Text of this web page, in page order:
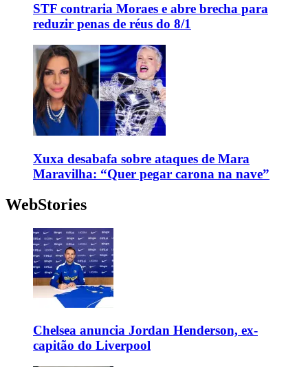
STF contraria Moraes e abre brecha para
reduzir penas de réus do 8/1
Xuxa desabafa sobre ataques de Mara
Maravilha: “Quer pegar carona na nave”
WebStories
Chelsea anuncia Jordan Henderson, ex-
capitão do Liverpool